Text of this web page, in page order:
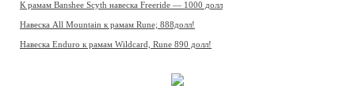
К рамам Banshee Scyth навеска Freeride — 1000 долл
Навеска All Mountain к рамам Rune; 888долл!
Навеска Enduro к рамам Wildcard, Rune 890 долл!